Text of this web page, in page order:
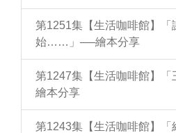
第1251集【生活咖啡館】「
始……」──繪本分享
第1247集【生活咖啡館】
繪本分享
第1243集【生活咖啡館】